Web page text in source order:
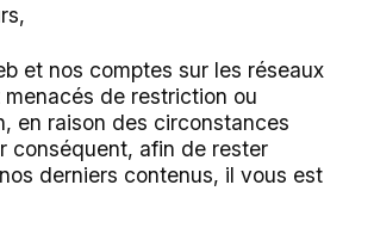
et nos comptes sur les réseaux
de restriction ou
en raison des circonstances
conséquent, afin de rester
derniers contenus, il vous est